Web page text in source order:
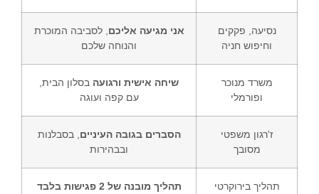
נסיעה, פקקים
וחיפוש חניה
אני מגיעה אליכם , לסביבה המוכרת
והנוחה שלכם
משרד מנוכר
ופורמלי
שיחה אישית ורגועה בסלון הבית,
עם קפה ועוגה
ז'רגון משפטי
מסובך
הסברים בגובה העיניים , בסבלנות
ובבהירות
תהליך בירוקרטי
תהליך מובנה של 2 פגישות בלבד